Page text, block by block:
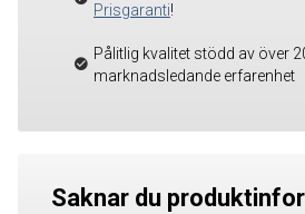
Prisgaranti!
Pålitlig kvalitet stödd av över
marknadsledande erfarenhet
Saknar du